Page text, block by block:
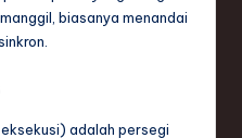
biasanya menandai
adalah persegi